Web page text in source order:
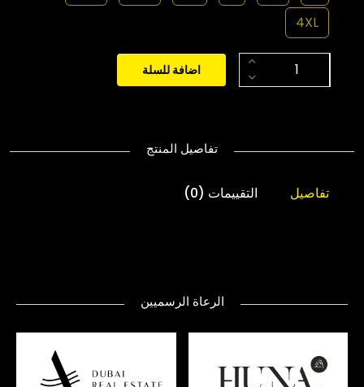
4XL
اضافة للسلة
تفاصيل المنتج
تفاصيل التقييمات (0)
الرعاة الرسميين